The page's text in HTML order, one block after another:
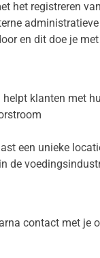
het registreren van
en dit doe je
klanten met
een unieke
de
contact met je